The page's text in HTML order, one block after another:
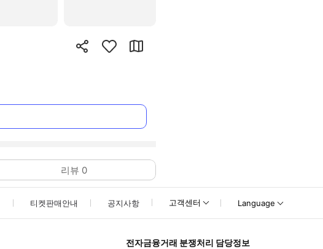
리뷰 0
티켓판매안내 공지사항 고객센터 Language
전자금융거래 분쟁처리 담당정보